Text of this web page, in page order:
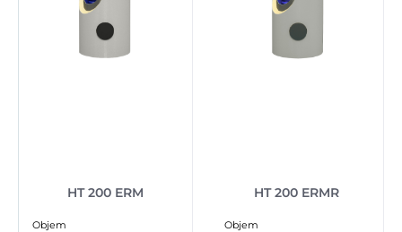
HT 200 ERM
Objem
HT 200 ERMR
Objem